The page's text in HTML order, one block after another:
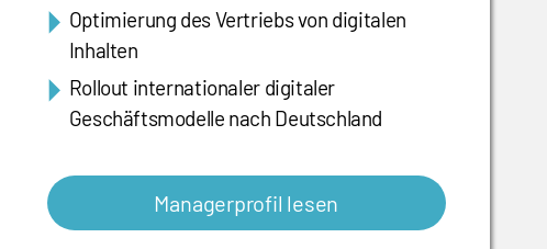
Optimierung des Vertriebs von digitalen
Inhalten
Rollout internationaler digitaler
Geschäftsmodelle nach Deutschland
Managerprofil lesen